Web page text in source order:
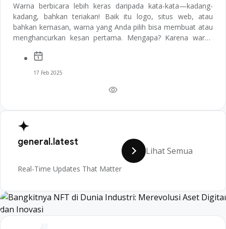
Warna berbicara lebih keras daripada kata-kata—kadang-
kadang, bahkan teriakan! Baik itu logo, situs web, atau
bahkan kemasan, warna yang Anda pilih bisa membuat atau
menghancurkan kesan pertama. Mengapa? Karena warna
17 Feb 2025
general.latest
Real-Time Updates That Matter
Lihat Semua